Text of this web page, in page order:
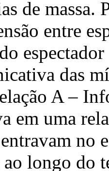
de massa.
entre
das
A –
em uma
no
ao longo do